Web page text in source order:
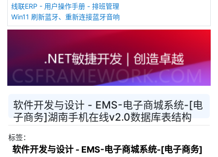
线联ERP - 用户操作手册 - 排班管理
Win11 刷新蓝牙、重新连接蓝牙音响
软件开发与设计 - EMS-电子商城系统-[电
子商务]湖南手机在线v2.0数据库表结构
标签：
软件开发与设计 - EMS-电子商城系统-[电子商务]